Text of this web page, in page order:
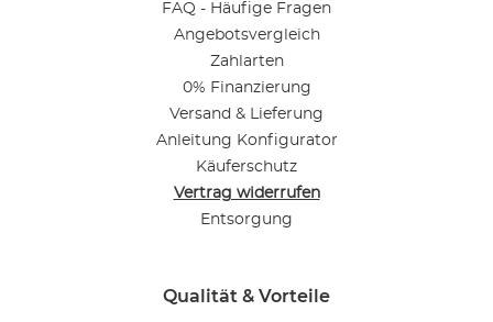
FAQ - Häufige Fragen
Angebotsvergleich
Zahlarten
0% Finanzierung
Versand & Lieferung
Anleitung Konfigurator
Käuferschutz
Vertrag widerrufen
Entsorgung
Qualität & Vorteile